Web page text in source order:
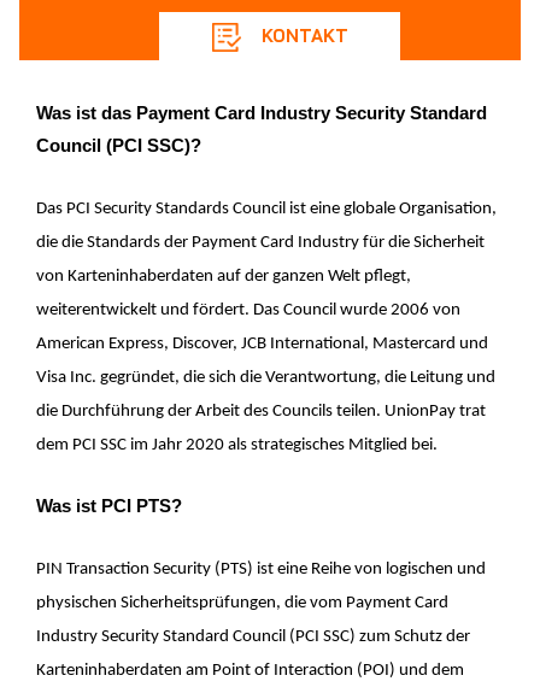
KONTAKT
Was ist das Payment Card Industry Security Standard
Council (PCI SSC)?
Das PCI Security Standards Council ist eine globale Organisation,
die die Standards der Payment Card Industry für die Sicherheit
von Karteninhaberdaten auf der ganzen Welt pflegt,
weiterentwickelt und fördert. Das Council wurde 2006 von
American Express, Discover, JCB International, Mastercard und
Visa Inc. gegründet, die sich die Verantwortung, die Leitung und
die Durchführung der Arbeit des Councils teilen. UnionPay trat
dem PCI SSC im Jahr 2020 als strategisches Mitglied bei.
Was ist PCI PTS?
PIN Transaction Security (PTS) ist eine Reihe von logischen und
physischen Sicherheitsprüfungen, die vom Payment Card
Industry Security Standard Council (PCI SSC) zum Schutz der
Karteninhaberdaten am Point of Interaction (POI) und dem